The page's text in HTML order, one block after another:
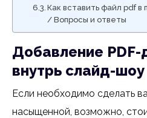
Как вставить файл pdf в
/ Вопросы и ответы
Добавление PDF-
внутрь слайд-шоу
Если необходимо сделать
насыщенной, возможно,